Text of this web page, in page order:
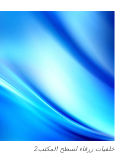
خلفيات زرقاء لسطح المكتب2